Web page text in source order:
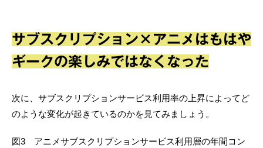
サブスクリプション×アニメはもはや
ギークの楽しみではなくなった
次に、サブスクリプションサービス利用率の上昇によってど
のような変化が起きているのかを見てみましょう。
図3 アニメサブスクリプションサービス利用層の年間コン